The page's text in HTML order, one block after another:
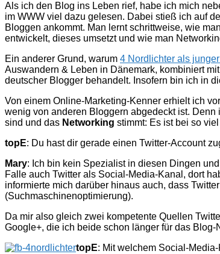
Als ich den Blog ins Leben rief, habe ich mich
im WWW viel dazu gelesen. Dabei stieß ich auf
Bloggen ankommt. Man lernt schrittweise, wie
entwickelt, dieses umsetzt und wie man
Ein anderer Grund, warum 4 Nordlichter als
Auswandern & Leben in Dänemark, kombiniert
deutscher Blogger behandelt. Insofern bin ich in
Von einem Online-Marketing-Kenner erhielt ich
wenig von anderen Bloggern abgedeckt ist.
sind und das Networking stimmt: Es ist bei so viel
topE: Du hast dir gerade einen Twitter-Account
Mary: Ich bin kein Spezialist in diesen Dingen
Falle auch Twitter als Social-Media-Kanal, dort
informierte mich darüber hinaus auch, dass
(Suchmaschinenoptimierung).
Da mir also gleich zwei kompetente Quellen
Google+, die ich beide schon länger für das Blog-
topE: Mit welchem Social-